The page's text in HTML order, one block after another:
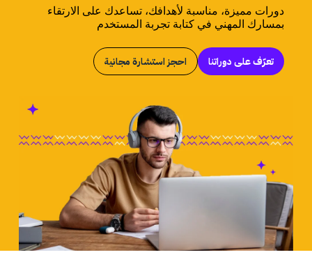
دورات مميزة، مناسبة لأهدافك، تساعدك على الارتقاء
بمسارك المهني في كتابة تجربة المستخدم
تعرّف على دوراتنا احجز استشارة مجانية